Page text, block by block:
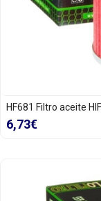
HF681 Filtro aceite
6,73€